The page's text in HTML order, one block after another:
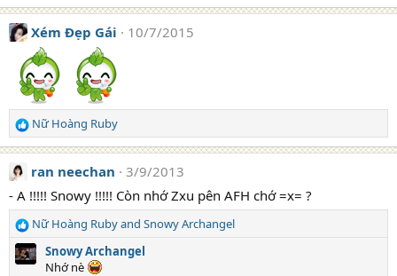
Xém Đẹp Gái 10/7/2015
R
e
a
c
t
i
o
n
s
Nữ Hoàng Ruby
ran neechan
3/9/2013
- A !!!!! Snowy !!!!! Còn nhớ Zxu pên AFH chớ =x= ?
R
e
a
Nữ Hoàng Rubyand Snowy Archangel
Snowy Archangel
Nhớ nè